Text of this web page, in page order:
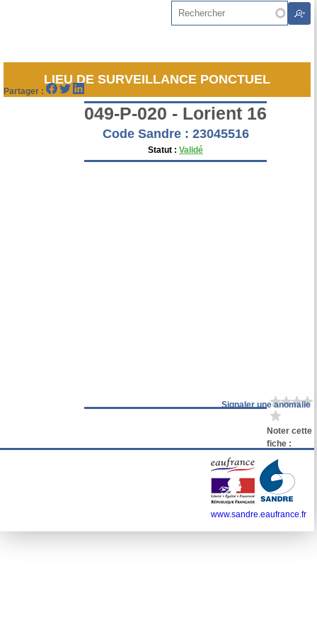
Rechercher
LIEU DE SURVEILLANCE PONCTUEL
049-P-020 - Lorient 16
Code Sandre : 23045516
Statut : Validé
Noter cette
fiche :
Partager :
Signaler une anomalie
www.sandre.eaufrance.fr